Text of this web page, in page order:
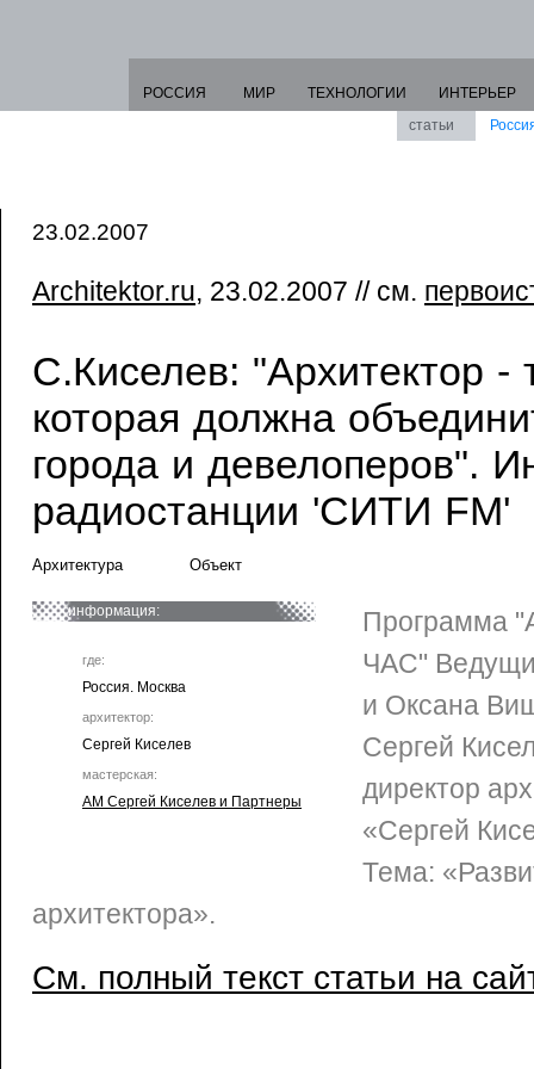
РОССИЯ МИР ТЕХНОЛОГИИ
ИНТЕРЬЕР
статьи
23.02.2007
Architektor.ru, 23.02.2007 // см.
С.Киселев: "Архитектор -
которая должна
города и девелоперов".
радиостанции 'СИТИ FM'
Архитектура Объект
информация:
где:
Россия. Москва
архитектор:
Сергей Киселев
мастерская:
АМ Сергей Киселев и Партнеры
Программа
ЧАС"
и Оксана
Сергей
директор
«Сергей
Тема:
архитектора».
См. полный текст статьи на